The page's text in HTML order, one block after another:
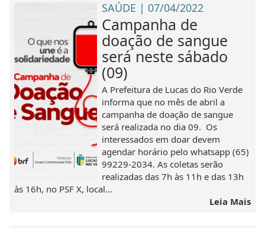
SAÚDE | 07/04/2022
Campanha de
doação de sangue
será neste sábado
(09)
A Prefeitura de Lucas do Rio Verde
informa que no mês de abril a
campanha de doação de sangue
será realizada no dia 09. Os
interessados em doar devem
agendar horário pelo whatsapp (65)
99229-2034. As coletas serão
realizadas das 7h às 11h e das 13h
às 16h, no PSF X, local...
Leia Mais